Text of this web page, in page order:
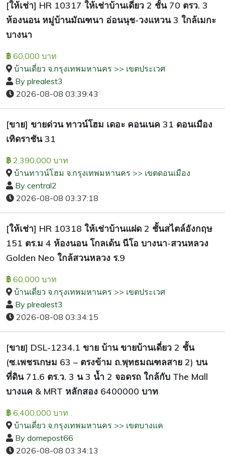
[ให้เช่า] HR 10317 ให้เช่าบ้านเดี่ยว 2 ชั้น 70 ตรว. 3
ห้องนอน หมู่บ้านมัณฑนา อ่อนนุช-วงแหวน 3 ใกล้เมกะ
บางนา
฿ 60,000 บาท
บ้านเดี่ยว จ.กรุงเทพมหานคร >> เขตประเวศ
By plrealest3
2026-08-08 03:39:43
[ขาย] ขายด่วน ทาวน์โฮม เดอะ คอนเนค 31 ดอนเมือง
เทิดราชัน 31
฿ 2,390,000 บาท
บ้านทาวน์โฮม จ.กรุงเทพมหานคร >> เขตดอนเมือง
By central2
2026-08-08 03:37:18
[ให้เช่า] HR 10318 ให้เช่าบ้านแฝด 2 ชั้นสไตล์อังกฤษ
151 ตร.ม 4 ห้องนอน โกลเด้น นีโอ บางนา-สวนหลวง
Golden Neo ใกล้สวนหลวง ร.9
฿ 60,000 บาท
บ้านเดี่ยว จ.กรุงเทพมหานคร >> เขตประเวศ
By plrealest3
2026-08-08 03:34:15
[ขาย] DSL-1234.1 ขาย บ้าน ขายบ้านเดี่ยว 2 ชั้น
(ซ.เพชรเกษม 63 – ตรงข้าม ถ.พุทธมณฑลสาย 2) บน
ที่ดิน 71.6 ตร.ว. 3 น 3 น้ำ 2 จอดรถ ใกล้กับ The Mall
บางแค & MRT หลักสอง 6400000 บาท
฿ 6,400,000 บาท
บ้านเดี่ยว จ.กรุงเทพมหานคร >> เขตบางแค
By domepost66
2026-08-08 03:34:13